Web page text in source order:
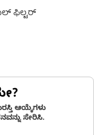
ಫಿಲ್ಟರ್
ಆಯ್ಕೆಗಳು
ಸೇರಿಸಿ.